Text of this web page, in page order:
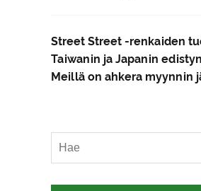
Street Street -renkaiden
Taiwanin ja Japanin
Meillä on ahkera myynnin